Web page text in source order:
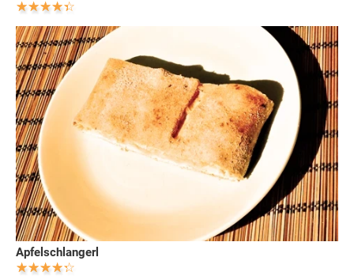
Apfelschlangerl